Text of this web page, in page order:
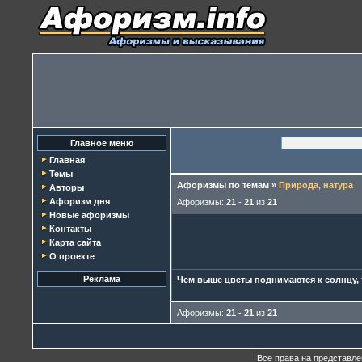
Главное меню
Главная
Темы
Авторы
Афоризм дня
Новые афоризмы
Контакты
Карта сайта
О проекте
Реклама
Афоризмы по темам » Природа, натура
Афоризмы: 21 - 21 из 21
Чем выше цветы поднимаются к солнцу,
Афоризмы: 21 - 21 из 21
Все права на